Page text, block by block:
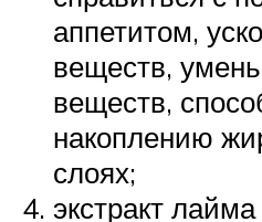
аппетитом,
веществ,
веществ,
накоплению
слоях;
экстракт